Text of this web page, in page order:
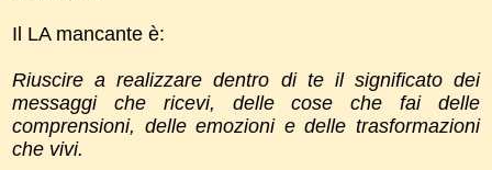
Il LA mancante è:
Riuscire a realizzare dentro di te il significato dei
messaggi che ricevi, delle cose che fai delle
comprensioni, delle emozioni e delle trasformazioni
che vivi.